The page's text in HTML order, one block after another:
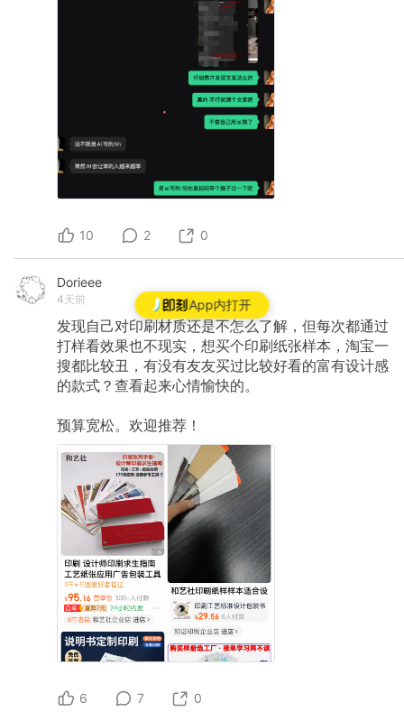
App内打开
10 2 0
Dorieee
4天前
发现自己对印刷材质还是不怎么了解，但每次都通过
打样看效果也不现实，想买个印刷纸张样本，淘宝一
搜都比较丑，有没有友友买过比较好看的富有设计感
的款式？查看起来心情愉快的。
预算宽松。欢迎推荐！
6 7 0